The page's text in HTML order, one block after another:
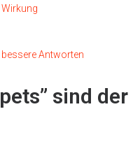
Antworten
sind der